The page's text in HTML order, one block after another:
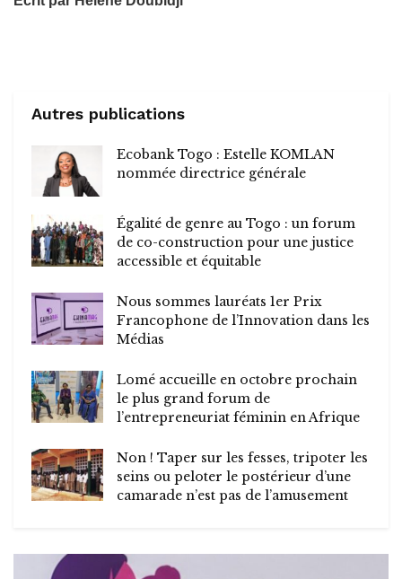
Autres publications
Ecobank Togo : Estelle KOMLAN
nommée directrice générale
Égalité de genre au Togo : un forum
de co-construction pour une justice
accessible et équitable
Nous sommes lauréats 1er Prix
Francophone de l’Innovation dans les
Médias
Lomé accueille en octobre prochain
le plus grand forum de
l’entrepreneuriat féminin en Afrique
Non ! Taper sur les fesses, tripoter les
seins ou peloter le postérieur d’une
camarade n’est pas de l’amusement